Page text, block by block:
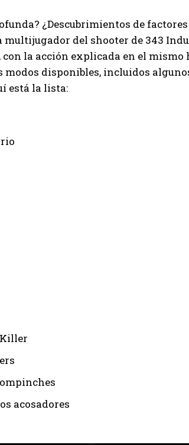
Ayhan
¿Descubrimientos de
multijugador del shooter de 343
con la acción explicada en el
modos disponibles, incluidos
está la lista:
acosadores